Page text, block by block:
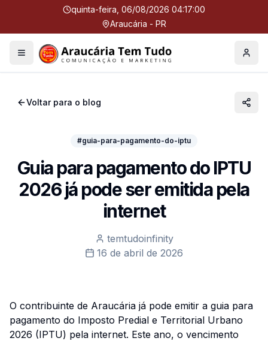
quinta-feira, 06/08/2026 04:17:00
Araucária - PR
Menu Perfil
Voltar para o blog
#guia-para-pagamento-do-iptu
Guia para pagamento do IPTU
2026 já pode ser emitida pela
internet
temtudoinfinity
16 de abril de 2026
O contribuinte de Araucária já pode emitir a guia para
pagamento do Imposto Predial e Territorial Urbano
2026 (IPTU) pela internet. Este ano, o vencimento